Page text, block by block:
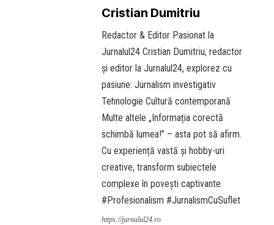
Cristian Dumitriu
Redactor & Editor Pasionat la
Jurnalul24 Cristian Dumitriu, redactor
și editor la Jurnalul24, explorez cu
pasiune: Jurnalism investigativ
Tehnologie Cultură contemporană
Multe altele „Informația corectă
schimbă lumea!” – asta pot să afirm.
Cu experiență vastă și hobby-uri
creative, transform subiectele
complexe în povești captivante.
#Profesionalism #JurnalismCuSuflet
https://jurnalul24.ro